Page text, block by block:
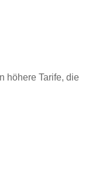
höhere Tarife, die